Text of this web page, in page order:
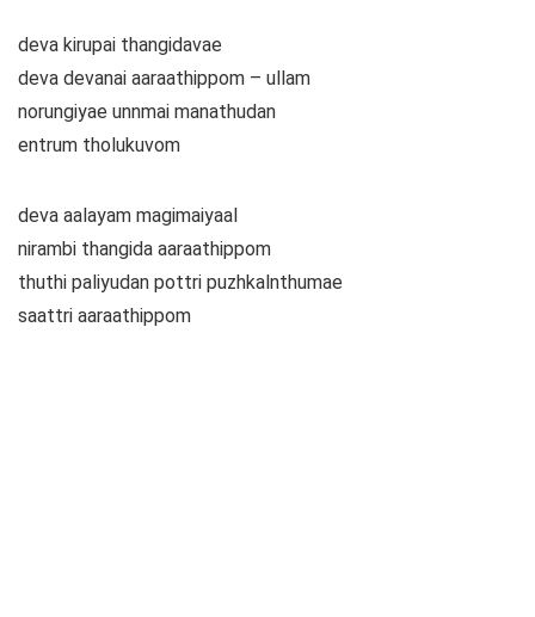
deva kirupai thangidavae
deva devanai aaraathippom – ullam
norungiyae unnmai manathudan
entrum tholukuvom
deva aalayam magimaiyaal
nirambi thangida aaraathippom
thuthi paliyudan pottri puzhkalnthumae
saattri aaraathippom